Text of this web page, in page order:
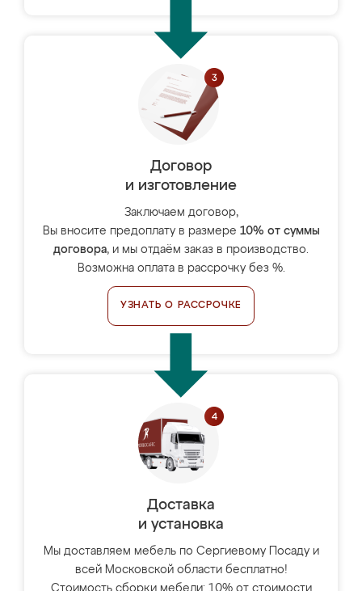
Договор
и изготовление
Заключаем договор,
Вы вносите предоплату в размере 10% от суммы
договора, и мы отдаём заказ в производство.
Возможна оплата в рассрочку без %.
УЗНАТЬ О РАССРОЧКЕ
Доставка
и установка
Мы доставляем мебель по Сергиевому Посаду и
всей Московской области бесплатно!
Стоимость сборки мебели: 10% от стоимости